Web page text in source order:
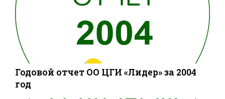
Годовой отчет ОО ЦГИ «Лидер» за 2004
год